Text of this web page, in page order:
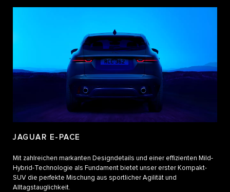
JAGUAR E-PACE
Mit zahlreichen markanten Designdetails und einer effizienten Mild-
Hybrid-Technologie als Fundament bietet unser erster Kompakt-
SUV die perfekte Mischung aus sportlicher Agilität und
Alltagstauglichkeit.